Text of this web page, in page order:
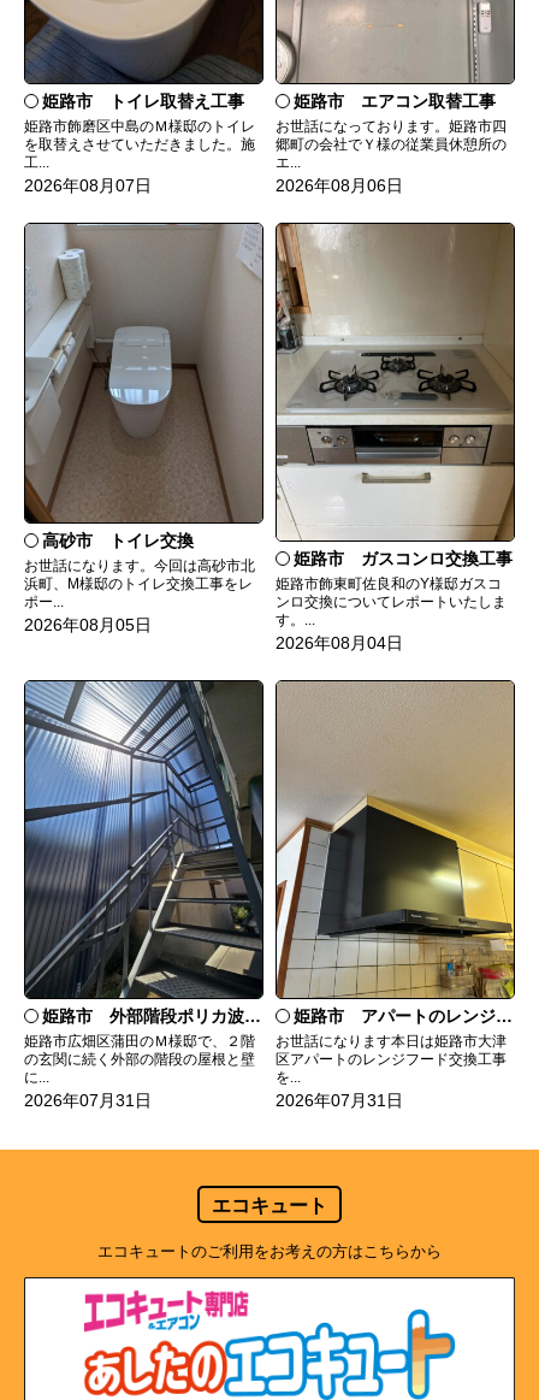
姫路市 トイレ取替え工事
姫路市飾磨区中島のＭ様邸のトイレ
を取替えさせていただきました。施
工...
2026年08月07日
姫路市 エアコン取替工事
お世話になっております。姫路市四
郷町の会社でＹ様の従業員休憩所の
エ...
2026年08月06日
高砂市 トイレ交換
お世話になります。今回は高砂市北
浜町、M様邸のトイレ交換工事をレ
ポー...
2026年08月05日
姫路市 ガスコンロ交換工事
姫路市飾東町佐良和のY様邸ガスコ
ンロ交換についてレポートいたしま
す。...
2026年08月04日
姫路市 外部階段ポリカ波板張替工事
姫路市広畑区蒲田のＭ様邸で、２階
の玄関に続く外部の階段の屋根と壁
に...
2026年07月31日
姫路市 アパートのレンジフード交換
お世話になります本日は姫路市大津
区アパートのレンジフード交換工事
を...
2026年07月31日
エコキュート
エコキュートのご利用をお考えの方はこちらから